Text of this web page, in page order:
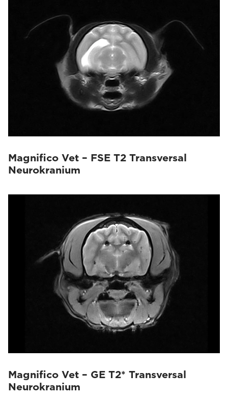
Magnifico Vet – FSE T2 Transversal
Neurokranium
Magnifico Vet – GE T2* Transversal
Neurokranium